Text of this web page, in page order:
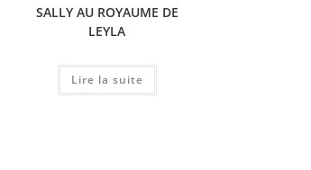
SALLY AU ROYAUME DE
LEYLA
Lire la suite